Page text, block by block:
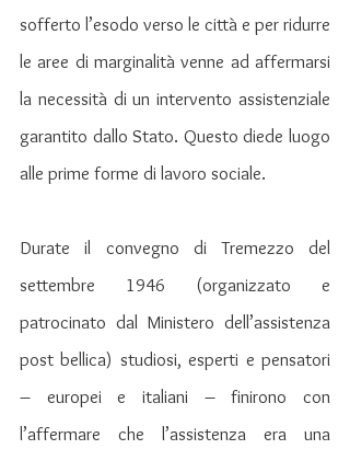
sofferto l’esodo verso le città e per ridurre
le aree di marginalità venne ad affermarsi
la necessità di un intervento assistenziale
garantito dallo Stato. Questo diede luogo
alle prime forme di lavoro sociale.
Durate il convegno di Tremezzo del
settembre 1946 (organizzato e
patrocinato dal Ministero dell’assistenza
post bellica) studiosi, esperti e pensatori
– europei e italiani – finirono con
l’affermare che l’assistenza era una